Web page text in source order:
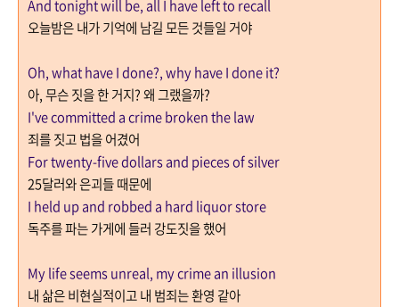
And tonight will be, all I have left to recall
오늘밤은 내가 기억에 남길 모든 것들일 거야
Oh, what have I done?, why have I done it?
아,무슨 짓을 한 거지?왜 그랬을까?
I've committed a crime broken the law
죄를 짓고 법을 어겼어
For twenty-five dollars and pieces of silver
25달러와 은괴들 때문에
I held up and robbed a hard liquor store
독주를 파는 가게에 들러 강도짓을 했어
My life seems unreal, my crime an illusion
내 삶은 비현실적이고 내 범죄는 환영 같아